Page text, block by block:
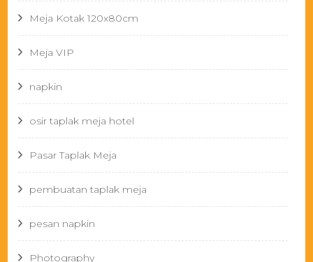
Meja Kotak 120x80cm
Meja VIP
napkin
osir taplak meja hotel
Pasar Taplak Meja
pembuatan taplak meja
pesan napkin
Photography